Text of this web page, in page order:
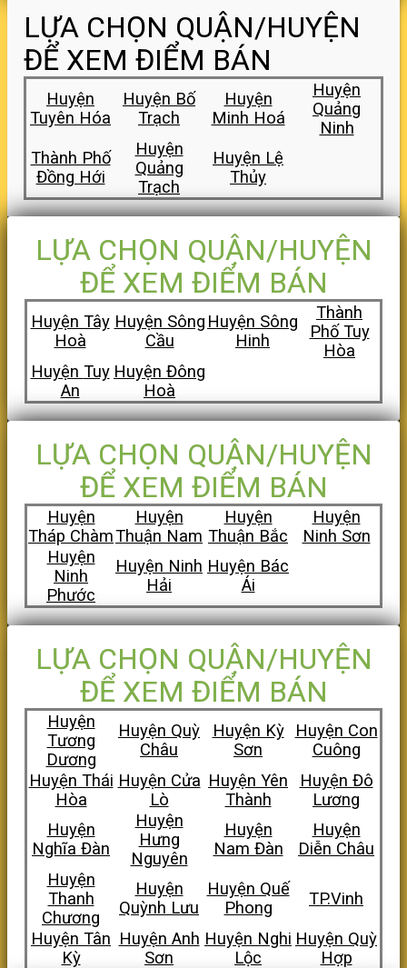
LỰA CHỌN QUẬN/HUYỆN
ĐỂ XEM ĐIỂM BÁN
Huyện
Tuyên Hóa
Huyện Bố
Trạch
Huyện
Minh Hoá
Huyện
Quảng
Ninh
Thành Phố
Đồng Hới
Huyện
Quảng
Trạch
Huyện Lệ
Thủy
LỰA CHỌN QUẬN/HUYỆN
ĐỂ XEM ĐIỂM BÁN
Huyện Tây
Hoà
Huyện Sông
Cầu
Huyện Sông
Hinh
Thành
Phố Tuy
Hòa
Huyện Tuy
An
Huyện Đông
Hoà
LỰA CHỌN QUẬN/HUYỆN
ĐỂ XEM ĐIỂM BÁN
Huyện
Tháp Chàm
Huyện
Thuận Nam
Huyện
Thuận Bắc
Huyện
Ninh Sơn
Huyện
Ninh
Phước
Huyện Ninh
Hải
Huyện Bác
Ái
LỰA CHỌN QUẬN/HUYỆN
ĐỂ XEM ĐIỂM BÁN
Huyện
Tương
Dương
Huyện Quỳ
Châu
Huyện Kỳ
Sơn
Huyện Con
Cuông
Huyện Thái
Hòa
Huyện Cửa
Lò
Huyện Yên
Thành
Huyện Đô
Lương
Huyện
Nghĩa Đàn
Huyện
Hưng
Nguyên
Huyện
Nam Đàn
Huyện
Diễn Châu
Huyện
Thanh
Chương
Huyện
Quỳnh Lưu
Huyện Quế
Phong
TP.Vinh
Huyện Tân
Kỳ
Huyện Anh
Sơn
Huyện Nghi
Lộc
Huyện Quỳ
Hợp